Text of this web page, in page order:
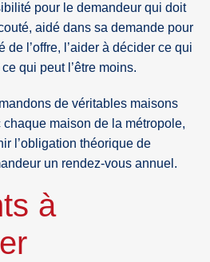
pour le demandeur qui doit
aidé dans sa demande pour
de l’offre, l’aider à décider ce qui
qui peut l’être moins.
de véritables maisons
chaque maison de la métropole,
l’obligation théorique de
un rendez-vous annuel.
à